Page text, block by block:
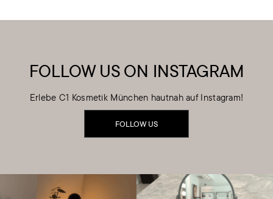
FOLLOW US ON INSTAGRAM
Erlebe C1 Kosmetik München hautnah auf Instagram!
FOLLOW US